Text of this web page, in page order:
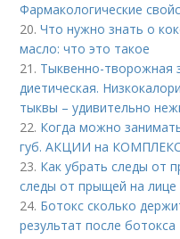
Фармакологические
20.Что нужно знать о
масло: что это такое
21. Тыквенно-творожная
диетическая.
тыквы – удивительно
22. Когда можно
губ. АКЦИИ на
23. Как убрать следы от
следы от прыщей на лице
24. Ботокс сколько
результат после ботокса